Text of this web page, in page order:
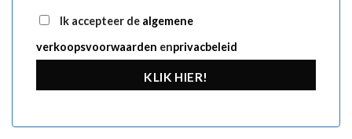
Ik accepteer de algemene
verkoopsvoorwaarden enprivacbeleid
KLIK HIER!